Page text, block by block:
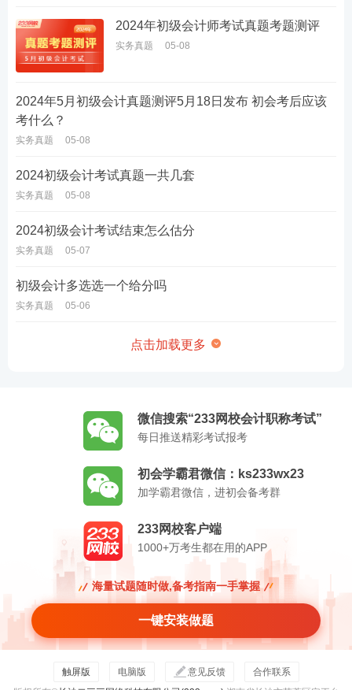
2024年初级会计师考试真题考题测评
实务真题 05-08
2024年5月初级会计真题测评5月18日发布 初会考后应该
考什么？
实务真题 05-08
2024初级会计考试真题一共几套
实务真题 05-08
2024初级会计考试结束怎么估分
实务真题 05-07
初级会计多选选一个给分吗
实务真题 05-06
点击加载更多
微信搜索“233网校会计职称考试”
每日推送精彩考试报考
初会学霸君微信：ks233wx23
加学霸君微信，进初会备考群
233网校客户端
1000+万考生都在用的APP
海量试题随时做,备考指南一手掌握
一键安装做题
触屏版 电脑版 意见反馈
合作联系